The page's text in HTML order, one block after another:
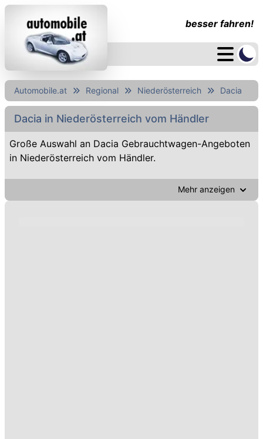
besser fahren!
Automobile.at Regional Niederösterreich Dacia
Dacia in Niederösterreich vom Händler
Große Auswahl an Dacia Gebrauchtwagen-Angeboten
in Niederösterreich vom Händler.
Mehr anzeigen